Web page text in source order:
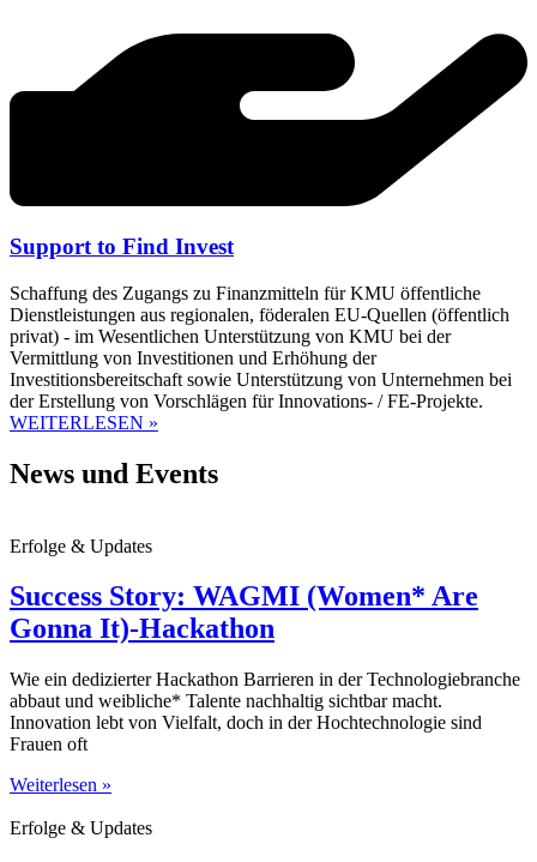
Support to Find Invest
Schaffung des Zugangs zu Finanzmitteln für KMU öffentliche
Dienstleistungen aus regionalen, föderalen EU-Quellen (öffentlich
privat) - im Wesentlichen Unterstützung von KMU bei der
Vermittlung von Investitionen und Erhöhung der
Investitionsbereitschaft sowie Unterstützung von Unternehmen bei
der Erstellung von Vorschlägen für Innovations- / FE-Projekte.
WEITERLESEN »
News und Events
Erfolge & Updates
Success Story: WAGMI (Women* Are
Gonna It)-Hackathon
Wie ein dedizierter Hackathon Barrieren in der Technologiebranche
abbaut und weibliche* Talente nachhaltig sichtbar macht.
Innovation lebt von Vielfalt, doch in der Hochtechnologie sind
Frauen oft
Weiterlesen »
Erfolge & Updates